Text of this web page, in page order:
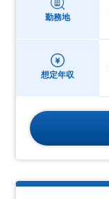
勤務地
想定年収